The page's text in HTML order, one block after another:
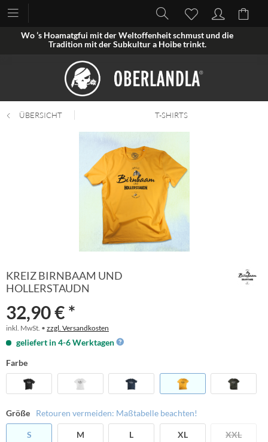
Wo ’s Hoamatgfui mit der Weltoffenheit schmust und die
Tradition mit der Subkultur a Hoibe trinkt.
ÜBERSICHT T-SHIRTS
KREIZ BIRNBAAM UND
HOLLERSTAUDN
32,90 € *
inkl. MwSt. • zzgl. Versandkosten
geliefert in 4-6 Werktagen
Farbe
Größe Retouren vermeiden: Maßtabelle beachten!
S M L XL XXL